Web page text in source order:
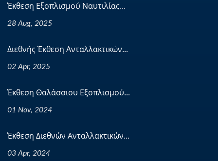
Έκθεση Εξοπλισμού Ναυτιλίας...
28 Aug, 2025
Διεθνής Έκθεση Ανταλλακτικών...
02 Apr, 2025
Έκθεση Θαλάσσιου Εξοπλισμού...
01 Nov, 2024
Έκθεση Διεθνών Ανταλλακτικών...
03 Apr, 2024